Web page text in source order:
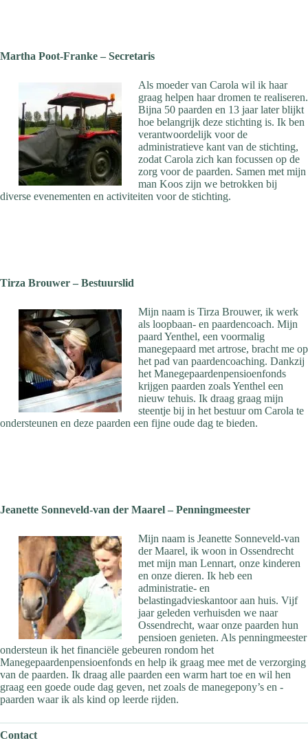
Martha Poot-Franke – Secretaris
Als moeder van Carola wil ik haar
graag helpen haar dromen te realiseren.
Bijna 50 paarden en 13 jaar later blijkt
hoe belangrijk deze stichting is. Ik ben
verantwoordelijk voor de
administratieve kant van de stichting,
zodat Carola zich kan focussen op de
zorg voor de paarden. Samen met mijn
man Koos zijn we betrokken bij
diverse evenementen en activiteiten voor de stichting.
Tirza Brouwer – Bestuurslid
Mijn naam is Tirza Brouwer, ik werk
als loopbaan- en paardencoach. Mijn
paard Yenthel, een voormalig
manegepaard met artrose, bracht me op
het pad van paardencoaching. Dankzij
het Manegepaardenpensioenfonds
krijgen paarden zoals Yenthel een
nieuw tehuis. Ik draag graag mijn
steentje bij in het bestuur om Carola te
ondersteunen en deze paarden een fijne oude dag te bieden.
Jeanette Sonneveld-van der Maarel – Penningmeester
Mijn naam is Jeanette Sonneveld-van
der Maarel, ik woon in Ossendrecht
met mijn man Lennart, onze kinderen
en onze dieren. Ik heb een
administratie- en
belastingadvieskantoor aan huis. Vijf
jaar geleden verhuisden we naar
Ossendrecht, waar onze paarden hun
pensioen genieten. Als penningmeester
ondersteun ik het financiële gebeuren rondom het
Manegepaardenpensioenfonds en help ik graag mee met de verzorging
van de paarden. Ik draag alle paarden een warm hart toe en wil hen
graag een goede oude dag geven, net zoals de manegepony’s en -
paarden waar ik als kind op leerde rijden.
Contact